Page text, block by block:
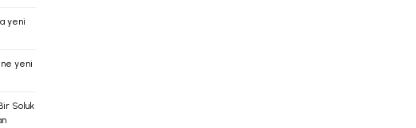
yeni
yeni
Soluk